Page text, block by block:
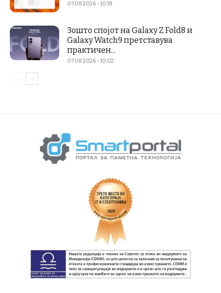
07.08.2026 - 10:59
Зошто спојот на Galaxy Z Fold8 и
Galaxy Watch9 претставува
практичен...
07.08.2026 - 10:02